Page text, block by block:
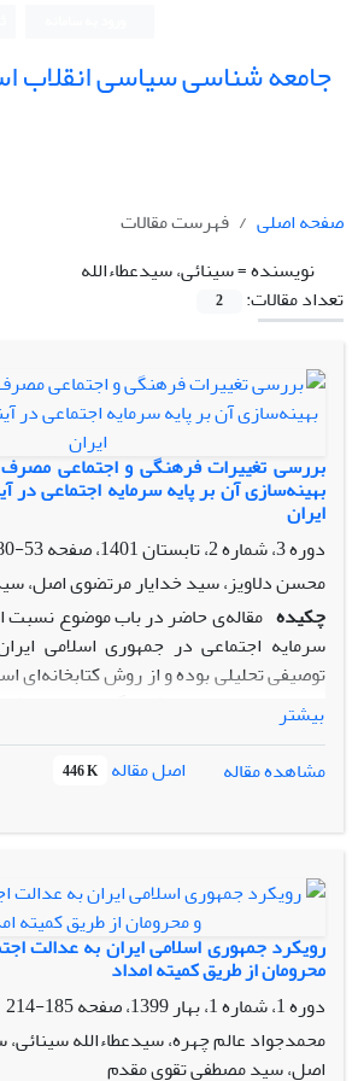
جامعه شناسی سیاسی انقلاب
صفحه اصلی
فهرست مقالات
نویسنده =سینائی، سیدعطاءالله
تعداد مقالات:
2
بررسی تغییرات فرهنگی و اجتماعی مصرف
بهینه‌سازی آن بر پایه سرمایه اجتماعی در
ایران
دوره 3، شماره 2، تابستان 1401، صفحه
53-80
محسن دلاویز، سید خدایار مرتضوی اصل،
چکیده مقاله‌ی حاضر در باب موضوع نسبت
سرمایه اجتماعی در جمهوری اسلامی
توصیفی تحلیلی بوده و از روش کتابخانه‌ای
روند رو به تزاید و افسارگسیخته‌ مصرف
نشان دهنده‌ی عقیم ماندن سیاست‌های
مصرف بوده است؛ روند مصرف انرژی در
فرهنگی دارد. مقاله حاضر بر پایه‌ی مفهوم
سیاست‌گذاری انرژی آینده در جمهوری
است. با توجه به آمارهای رسمی منتشر
جمهوری اسلامی ایران در قالب اعتماد
نشان دادن بحران در این حوزه و
طبیعی تبلیغات گسترده‌ای از طریق تشکل
آورد و مردم را نسبت به عواقب آن در سطح
ترتیب می‌‌توان انتظار داشت که در این
بیشتر
مشاهده مقاله
اصل مقاله 446 K
رویکرد جمهوری اسلامی ایران به عدالت
محرومان از طریق کمیته امداد
دوره 1، شماره 1، بهار 1399، صفحه
185-214
محمدجواد عالم چهره، سیدعطاءالله
اصل، سید مصطفی تقوی مقدم